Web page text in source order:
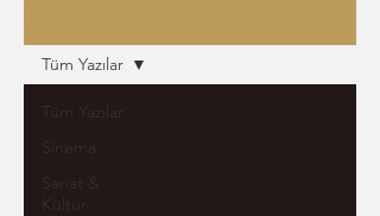
Tüm Yazılar
Sinema
Sanat &
Kültür
Tüm Yazılar